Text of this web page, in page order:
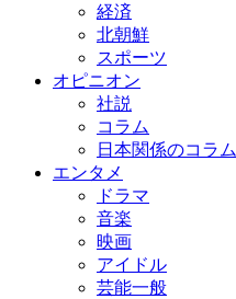
経済
北朝鮮
スポーツ
オピニオン
社説
コラム
日本関係のコラム
エンタメ
ドラマ
音楽
映画
アイドル
芸能一般